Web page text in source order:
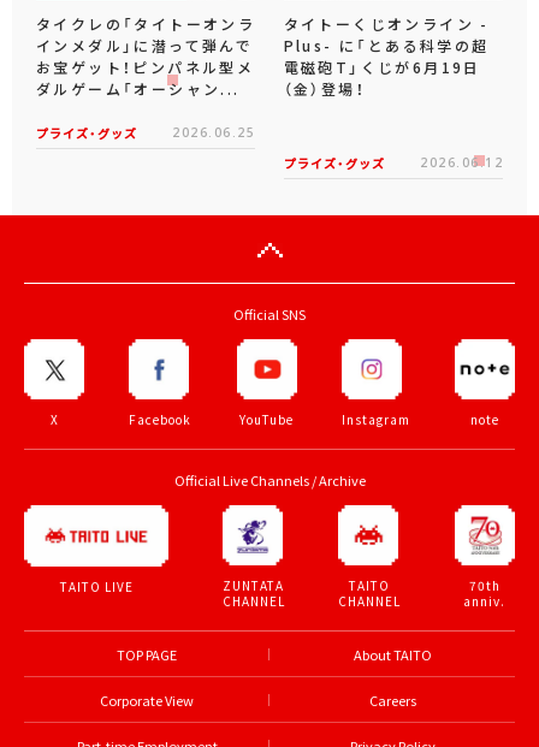
タイクレの「タイトーオンラ
インメダル」に潜って弾んで
お宝ゲット！ピンパネル型メ
ダルゲーム「オーシャン...
プライズ・グッズ 2026.06.25
タイトーくじオンライン -
Plus- に「とある科学の超
電磁砲T」くじが6月19日
（金）登場！
プライズ・グッズ 2026.06.12
Official SNS
X Facebook YouTube Instagram note
Official Live Channels / Archive
TAITO LIVE
ZUNTATA
CHANNEL
TAITO
CHANNEL
70th
anniv.
TOP PAGE About TAITO
Corporate View Careers